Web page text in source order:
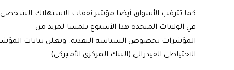
كما تترقب الأسواق أيضا مؤشر نفقات الاستهلاك الشخصي
في الولايات المتحدة هذا الأسبوع تلمسا لمزيد من
الاحتياطي الفيدرالي (البنك المركزي الأميركي).